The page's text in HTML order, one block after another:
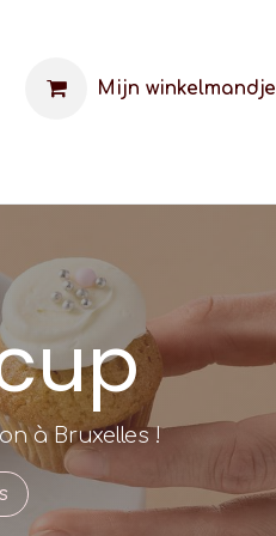
Mijn winkelmandje
à Bruxelles !